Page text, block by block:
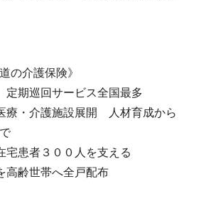
の介護保険》
期巡回サービス全国最多
療・介護施設展開 人材育成から
患者３００人を支える
齢世帯へ全戸配布